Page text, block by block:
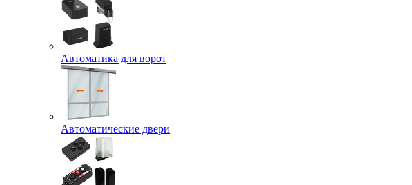
Автоматика для ворот
Автоматические двери